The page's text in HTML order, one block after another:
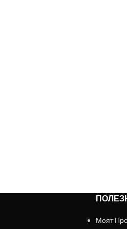
Моят